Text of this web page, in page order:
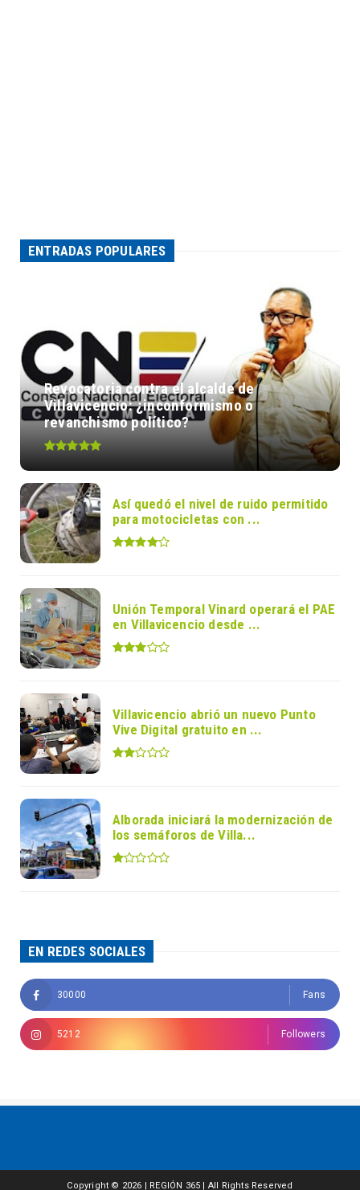
ENTRADAS POPULARES
Revocatoria contra el alcalde de
Villavicencio: ¿inconformismo o
revanchismo político?
Así quedó el nivel de ruido permitido
para motocicletas con ...
Unión Temporal Vinard operará el PAE
en Villavicencio desde ...
Villavicencio abrió un nuevo Punto
Vive Digital gratuito en ...
Alborada iniciará la modernización de
los semáforos de Villa...
EN REDES SOCIALES
30000 Fans
5212 Followers
Copyright © 2026 | REGIÓN 365 | All Rights Reserved